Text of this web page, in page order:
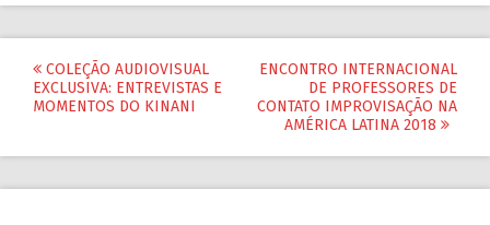
COLEÇÃO AUDIOVISUAL
EXCLUSIVA: ENTREVISTAS E
MOMENTOS DO KINANI
ENCONTRO INTERNACIONAL
DE PROFESSORES DE
CONTATO IMPROVISAÇÃO NA
AMÉRICA LATINA 2018